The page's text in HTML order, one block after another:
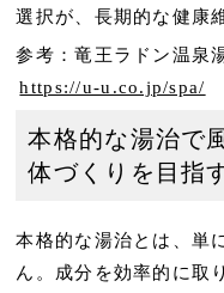
選択が、長期的な健康
参考：竜王ラドン温泉
https://u-u.co.jp/spa/
本格的な湯治で
体づくりを目指
本格的な湯治とは、単
ん。成分を効率的に取